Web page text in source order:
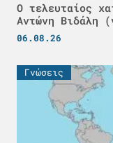
Ο τελευταίος
Αντώνη Βιδάλη
06.08.26
Γνώσεις